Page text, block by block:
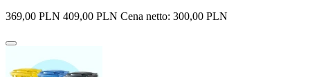
369,00 PLN 409,00 PLN Cena netto: 300,00 PLN